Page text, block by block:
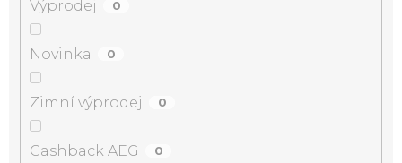
Výprodej 0
Novinka 0
Zimní výprodej 0
Cashback AEG 0